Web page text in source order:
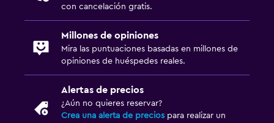
con cancelación gratis.
Millones de opiniones
Mira las puntuaciones basadas en millones de
opiniones de huéspedes reales.
Alertas de precios
¿Aún no quieres reservar?
Crea una alerta de precios para realizar un